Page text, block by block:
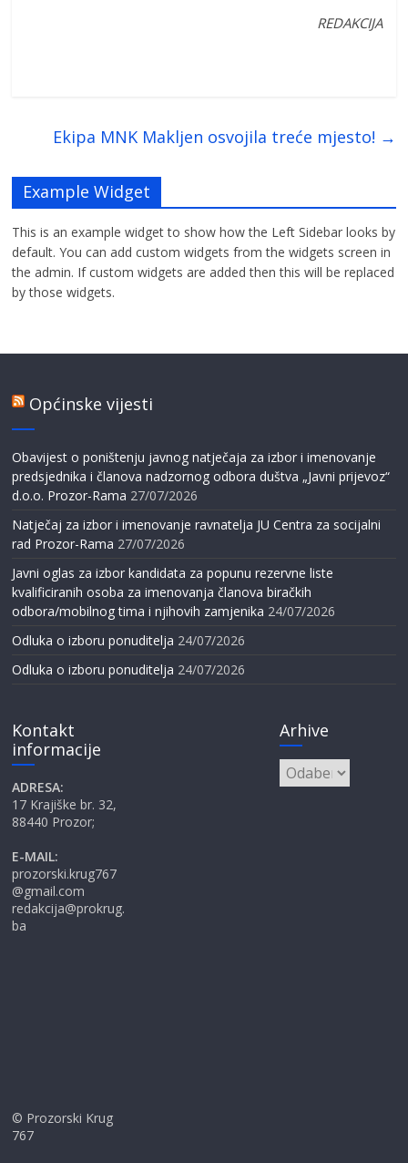
REDAKCIJA
Ekipa MNK Makljen osvojila treće mjesto! →
Example Widget
This is an example widget to show how the Left Sidebar looks by
default. You can add custom widgets from the widgets screen in
the admin. If custom widgets are added then this will be replaced
by those widgets.
Općinske vijesti
Obavijest o poništenju javnog natječaja za izbor i imenovanje
predsjednika i članova nadzornog odbora duštva „Javni prijevoz“
d.o.o. Prozor-Rama 27/07/2026
Natječaj za izbor i imenovanje ravnatelja JU Centra za socijalni
rad Prozor-Rama 27/07/2026
Javni oglas za izbor kandidata za popunu rezervne liste
kvalificiranih osoba za imenovanja članova biračkih
odbora/mobilnog tima i njihovih zamjenika 24/07/2026
Odluka o izboru ponuditelja 24/07/2026
Odluka o izboru ponuditelja 24/07/2026
Kontakt
informacije
ADRESA:
17 Krajiške br. 32,
88440 Prozor;
E-MAIL:
prozorski.krug767
@gmail.com
redakcija@prokrug.
ba
© Prozorski Krug
767
Arhive
Arhive